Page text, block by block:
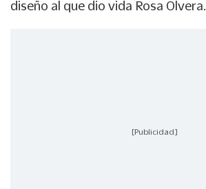
diseño al que dio vida Rosa Olvera.
[Publicidad]